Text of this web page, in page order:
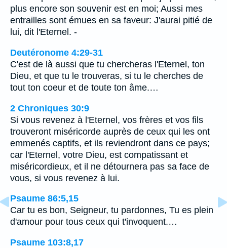
plus encore son souvenir est en moi; Aussi mes
entrailles sont émues en sa faveur: J'aurai pitié de
lui, dit l'Eternel. -
Deutéronome 4:29-31
C'est de là aussi que tu chercheras l'Eternel, ton
Dieu, et que tu le trouveras, si tu le cherches de
tout ton coeur et de toute ton âme.…
2 Chroniques 30:9
Si vous revenez à l'Eternel, vos frères et vos fils
trouveront miséricorde auprès de ceux qui les ont
emmenés captifs, et ils reviendront dans ce pays;
car l'Eternel, votre Dieu, est compatissant et
miséricordieux, et il ne détournera pas sa face de
vous, si vous revenez à lui.
Psaume 86:5,15
Car tu es bon, Seigneur, tu pardonnes, Tu es plein
d'amour pour tous ceux qui t'invoquent.…
Psaume 103:8,17